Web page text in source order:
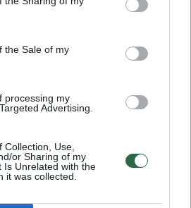
the Sale of my
processing my
Advertising.
Use,
or Sharing of my
Is Unrelated with the
it was collected.
rugpjūčio 12 d. be
vakarų 7–12 m/s,
gūsiai 17 m/s. Naktį 11–
dieną 19–23°C.
Lietuvos hidrometeorologijos tarnyba
straipsniu